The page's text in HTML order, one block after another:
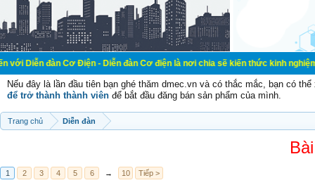
Cơ Điện - Diễn đàn Cơ điện là nơi chia sẽ kiến thức kinh nghiệm trong
Nếu đây là lần đầu tiên bạn ghé thăm dmec.vn và có thắc mắc, bạn có
để trở thành thành viên để bắt đầu đăng bán sản phẩm của mình.
Trang chủ Diễn đàn
1 2 3 4 5 6 → 10 Tiếp >